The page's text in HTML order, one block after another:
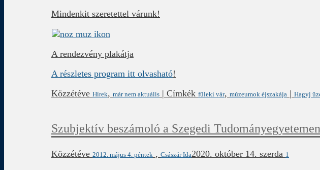
Mindenkit szeretettel várunk!
A rendezvény plakátja
A részletes program itt olvasható!
Közzétéve Hírek, már nem aktuális| Címkék füleki vár, múzeumok éjszakája | Hagyj
Szubjektív beszámoló a Szegedi
Közzétéve 2012. május 4. péntek , Császár Ida2020. október 14. szerda 1